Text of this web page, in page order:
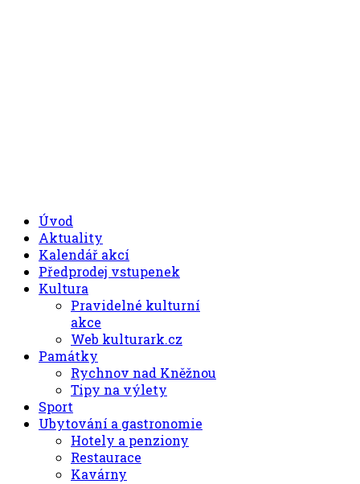
Úvod
Aktuality
Kalendář akcí
Předprodej vstupenek
Kultura
Pravidelné kulturní
akce
Web kulturark.cz
Památky
Rychnov nad Kněžnou
Tipy na výlety
Sport
Ubytování a gastronomie
Hotely a penziony
Restaurace
Kavárny